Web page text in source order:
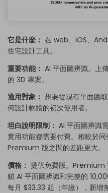
它是什麼： 在 web、iOS、
住宅設計工具。
重要功能： AI 平面圖辨識。上
的 3D 專案。
適用對象： 想要從現有平面圖
何設計軟體的初次使用者。
坦白說明限制： AI 平面圖辨識
實用功能都需要付費。相較於
Premium 版之間的差距更大。
價格： 提供免費版。Premium
鎖 AI 平面圖辨識和完整的
每月 $33.33 起（年繳），新增